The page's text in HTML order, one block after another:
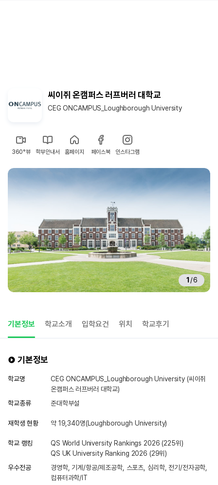
씨이쥐 온캠퍼스 러프버러 대학교
CEG ONCAMPUS_Loughborough University
360°뷰 학부안내서 홈페이지 페이스북 인스타그램
1 /6
기본정보 학교소개 입학요건 위치 학교후기
기본정보
학교명
CEG ONCAMPUS_Loughborough University (씨이쥐
온캠퍼스 러프버러 대학교)
학교종류
준대학부설
재학생 현황 약 19,340명(Loughborough University)
학교 랭킹
QS World University Rankings 2026 (225위)
QS UK University Ranking 2026 (29위)
우수전공
경영학, 기계/항공/제조공학, 스포츠, 심리학, 전기/전자공학,
컴퓨터과학/IT